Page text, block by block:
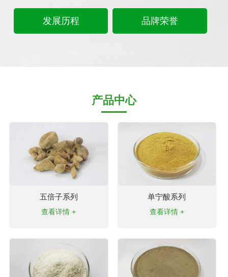
发展历程 品牌荣誉
产品中心
五倍子系列
查看详情 +
单宁酸系列
查看详情 +